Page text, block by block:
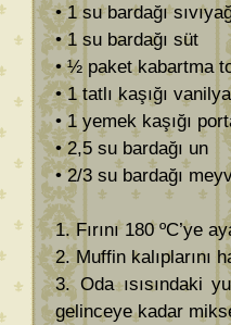
• 1 su bardağı
• 1 su bardağı süt
• ½ paket kabartma
• 1 tatlı kaşığı vanilya
• 1 yemek kaşığı
• 2,5 su bardağı un
• 2/3 su bardağı
1. Fırını 180 ºC’ye
2. Muffin kalıplarını
3. Oda ısısındaki
gelinceye kadar